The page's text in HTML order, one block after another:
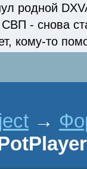
родной
- снова
кому-то
→